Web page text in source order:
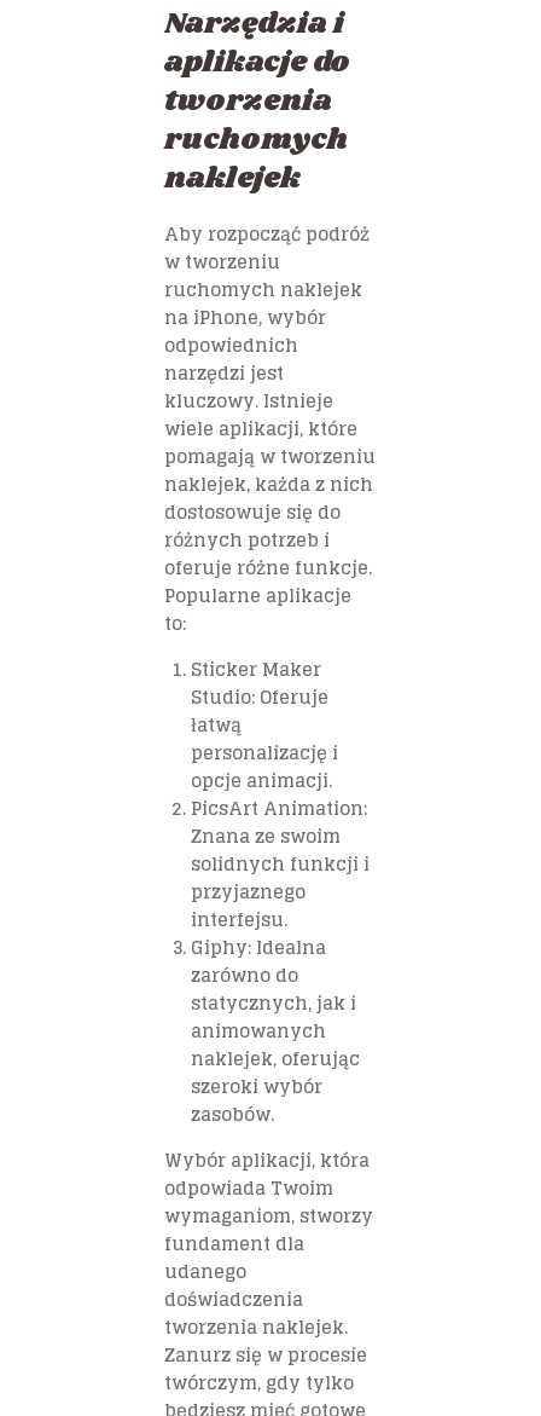
Narzędzia i
aplikacje do
tworzenia
ruchomych
naklejek
Aby rozpocząć podróż
w tworzeniu
ruchomych naklejek
na iPhone, wybór
odpowiednich
narzędzi jest
kluczowy. Istnieje
wiele aplikacji, które
pomagają w tworzeniu
naklejek, każda z nich
dostosowuje się do
różnych potrzeb i
oferuje różne funkcje.
Popularne aplikacje
to:
Sticker Maker
Studio: Oferuje
łatwą
personalizację i
opcje animacji.
PicsArt Animation:
Znana ze swoim
solidnych funkcji i
przyjaznego
interfejsu.
Giphy: Idealna
zarówno do
statycznych, jak i
animowanych
naklejek, oferując
szeroki wybór
zasobów.
Wybór aplikacji, która
odpowiada Twoim
wymaganiom, stworzy
fundament dla
udanego
doświadczenia
tworzenia naklejek.
Zanurz się w procesie
twórczym, gdy tylko